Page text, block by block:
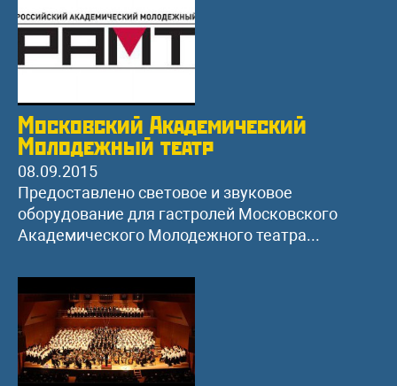
Московский Академический
Молодежный театр
08.09.2015
Предоставлено световое и звуковое
оборудование для гастролей Московского
Академического Молодежного театра...